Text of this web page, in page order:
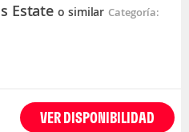
Estateo similar Categoría:
VER DISPONIBILIDAD